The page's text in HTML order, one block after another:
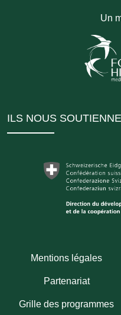
Un
ILS NOUS
Mentions légales
Partenariat
Grille des programmes